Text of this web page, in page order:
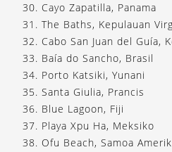
30. Cayo Zapatilla, Panama
31. The Baths, Kepulauan
32. Cabo San Juan del Guía,
33. Baía do Sancho, Brasil
34. Porto Katsiki, Yunani
35. Santa Giulia, Prancis
36. Blue Lagoon, Fiji
37. Playa Xpu Ha, Meksiko
38. Ofu Beach, Samoa